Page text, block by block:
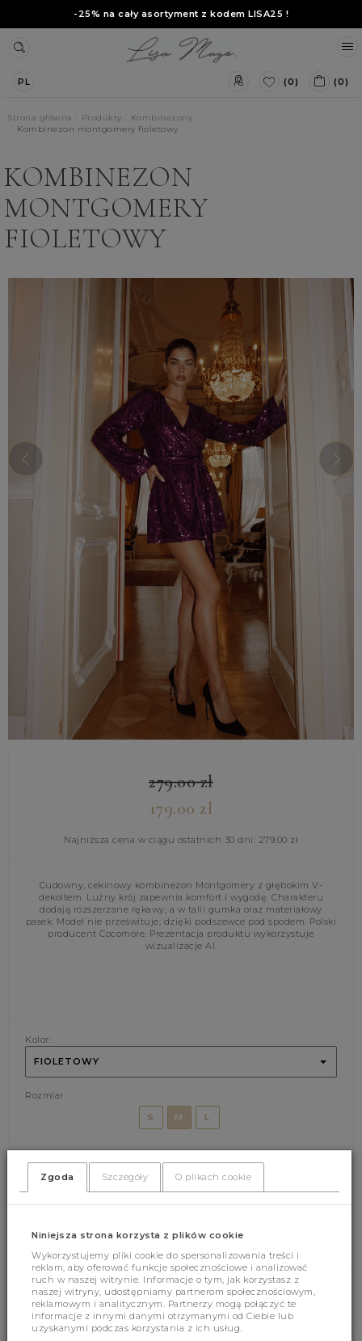
-25% na cały asortyment z kodem LISA25 !
PL (0) (0)
Strona główna Produkty
Kombinezony
Kombinezon montgomery fioletowy
KOMBINEZON
MONTGOMERY
FIOLETOWY
279.00zł
179.00 zł
Najniższa cena w ciągu ostatnich 30 dni: 279.00 zł
Cudowny, cekinowy kombinezon Montgomery z głębokim V-
dekoltem. Luźny krój zapewnia komfort i wygodę. Charakteru
dodają rozszerzane rękawy, a w talii gumka oraz materiałowy
pasek. Model nie prześwituje, dzięki podszewce pod spodem. Polski
producent Cocomore. Prezentacja produktu wykorzystuje
wizualizacje AI.
Kolor:
FIOLETOWY
Rozmiar:
S
M L
(327) (0)
Zgoda Szczegóły O plikach cookie
Niniejsza strona korzysta z plików cookie
Wykorzystujemy pliki cookie do spersonalizowania treści i
reklam, aby oferować funkcje społecznościowe i analizować
ruch w naszej witrynie. Informacje o tym, jak korzystasz z
naszej witryny, udostępniamy partnerom społecznościowym,
reklamowym i analitycznym. Partnerzy mogą połączyć te
informacje z innymi danymi otrzymanymi od Ciebie lub
uzyskanymi podczas korzystania z ich usług.